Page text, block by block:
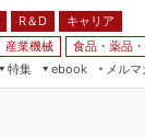
R＆D
キャリア
産業機械 食品・薬品
特集
ebook
メルマ